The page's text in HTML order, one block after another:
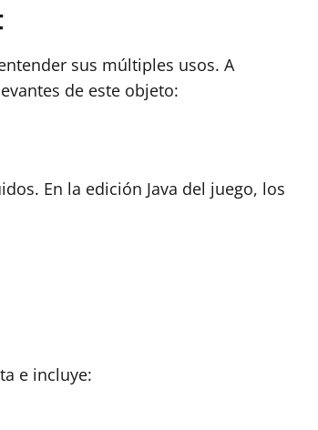
sus múltiples usos. A
de este objeto:
En la edición Java del juego, los
e incluye: